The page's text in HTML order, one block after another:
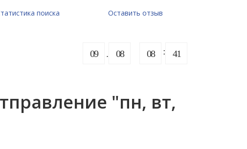
поиска Оставить отзыв
09 08 08 41
"пн, вт,